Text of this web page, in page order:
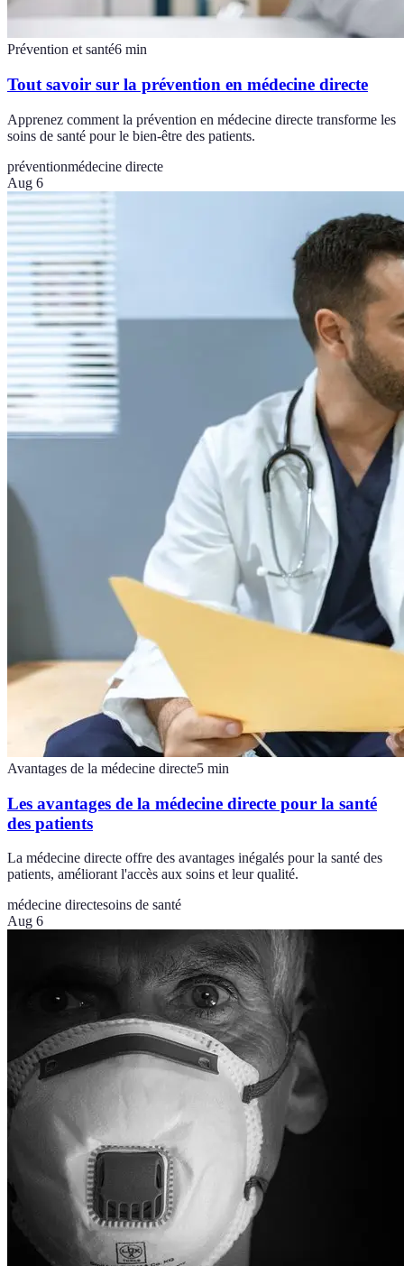
Prévention et santé6 min
Tout savoir sur la prévention en médecine directe
Apprenez comment la prévention en médecine directe transforme les
soins de santé pour le bien-être des patients.
préventionmédecine directe
Aug 6
Avantages de la médecine directe5 min
Les avantages de la médecine directe pour la santé
des patients
La médecine directe offre des avantages inégalés pour la santé des
patients, améliorant l'accès aux soins et leur qualité.
médecine directesoins de santé
Aug 6